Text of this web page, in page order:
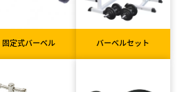
固定式バーベル バーベルセット